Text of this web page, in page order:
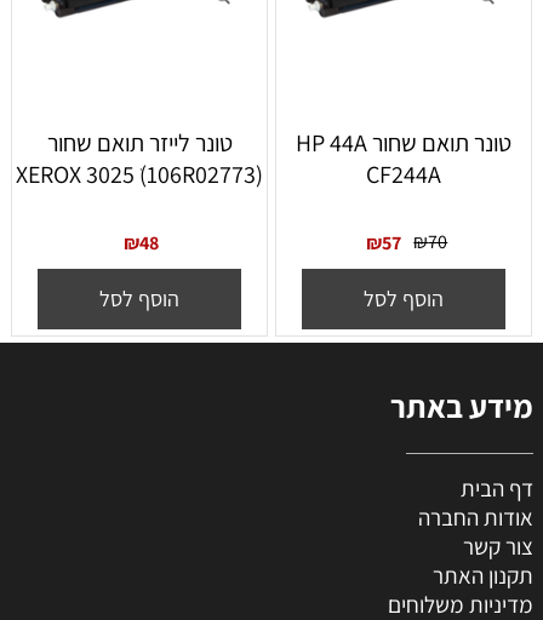
‏טונר תואם שחור HP 44A
CF244A
₪70
₪57
הוסף לסל
טונר לייזר תואם שחור
(XEROX 3025 ׁ(106R02773
₪48
הוסף לסל
מידע באתר
דף הבית
אודות החברה
צור קשר
תקנון האתר
מדיניות משלוחים